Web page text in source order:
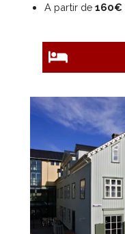
A partir de 160€